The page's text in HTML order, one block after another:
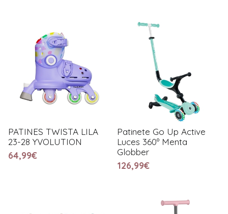
PATINES TWISTA LILA
23-28 YVOLUTION
64,99€
Patinete Go Up Active
Luces 360º Menta
Globber
126,99€